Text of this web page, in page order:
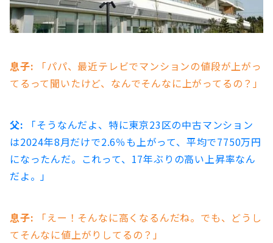
息子: 「パパ、最近テレビでマンションの値段が上がっ
てるって聞いたけど、なんでそんなに上がってるの？」
父: 「そうなんだよ、特に東京23区の中古マンション
は2024年8月だけで2.6％も上がって、平均で7750万円
になったんだ。これって、17年ぶりの高い上昇率なん
だよ​。」
息子: 「えー！そんなに高くなるんだね。でも、どうし
てそんなに値上がりしてるの？」